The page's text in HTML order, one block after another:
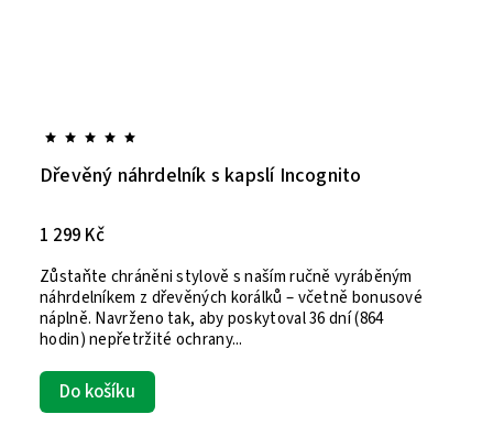
Dřevěný náhrdelník s kapslí Incognito
1 299 Kč
Do košíku
Zůstaňte chráněni stylově s naším ručně vyráběným
náhrdelníkem z dřevěných korálků – včetně bonusové
náplně. Navrženo tak, aby poskytoval 36 dní (864
hodin) nepřetržité ochrany...